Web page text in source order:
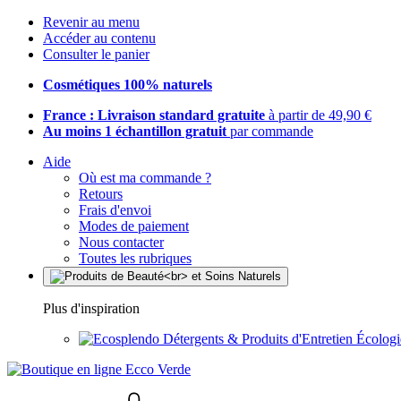
Revenir au menu
Accéder au contenu
Consulter le panier
Cosmétiques 100% naturels
France : Livraison standard gratuite à partir de 49,90 €
Au moins 1 échantillon gratuit par commande
Aide
Où est ma commande ?
Retours
Frais d'envoi
Modes de paiement
Nous contacter
Toutes les rubriques
Plus d'inspiration
Détergents & Produits d'Entretien